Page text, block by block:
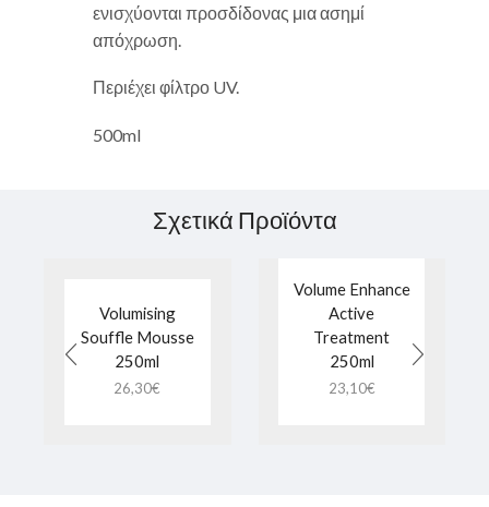
ενισχύονται προσδίδονας μια ασημί
απόχρωση.
Περιέχει φίλτρο UV.
500ml
Σχετικά Προϊόντα
Volumising
Souffle Mousse
250ml
26,30€
Volume Enhance
Active
Treatment
250ml
23,10€